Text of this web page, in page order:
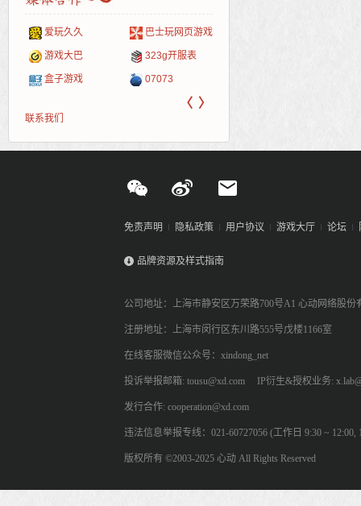
爱玩久久 巴士玩网页游戏
游戏大巴 323g开服表
盒子游戏 07073
〈 〉
联系我们
免责声明 隐私政策 用户协议 游戏大厅 论坛
品牌资源及样式指南
公司地址：上海市静安区万荣路700号A1 心动网络股份
注册地址：上海市闵行区东川路555号戊楼1166室
在线客服微信公众号：xindong_net
投诉举报邮箱: tousu@xd.com IP衍生&授权业务:
发行合作: cooperation@xd.com
违法信息举报专线：021-60727056 (工作日 9:30 ~ 12:00,
版权所有 ©2003-2025 心动 All Rights Reserved